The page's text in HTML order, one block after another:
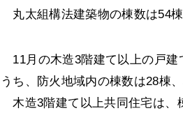
丸太組構法建築物の棟数は54棟
11月の木造3階建て以上の戸建
うち、防火地域内の棟数は28棟
木造3階建て以上共同住宅は、